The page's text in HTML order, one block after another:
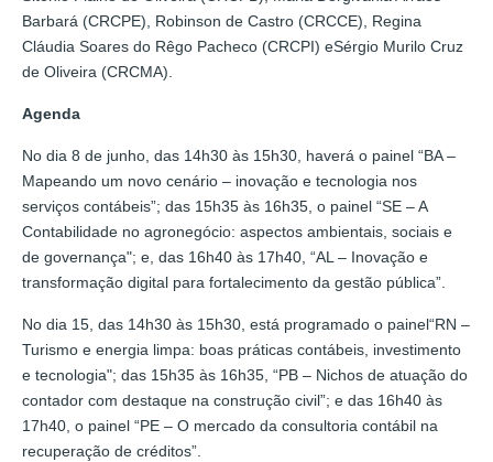
Barbará (CRCPE), Robinson de Castro (CRCCE), Regina
Cláudia Soares do Rêgo Pacheco (CRCPI) eSérgio Murilo Cruz
de Oliveira (CRCMA).
Agenda
No dia 8 de junho, das 14h30 às 15h30, haverá o painel “BA –
Mapeando um novo cenário – inovação e tecnologia nos
serviços contábeis”; das 15h35 às 16h35, o painel “SE – A
Contabilidade no agronegócio: aspectos ambientais, sociais e
de governança"; e, das 16h40 às 17h40, “AL – Inovação e
transformação digital para fortalecimento da gestão pública”.
No dia 15, das 14h30 às 15h30, está programado o painel“RN –
Turismo e energia limpa: boas práticas contábeis, investimento
e tecnologia"; das 15h35 às 16h35, “PB – Nichos de atuação do
contador com destaque na construção civil”; e das 16h40 às
17h40, o painel “PE – O mercado da consultoria contábil na
recuperação de créditos”.